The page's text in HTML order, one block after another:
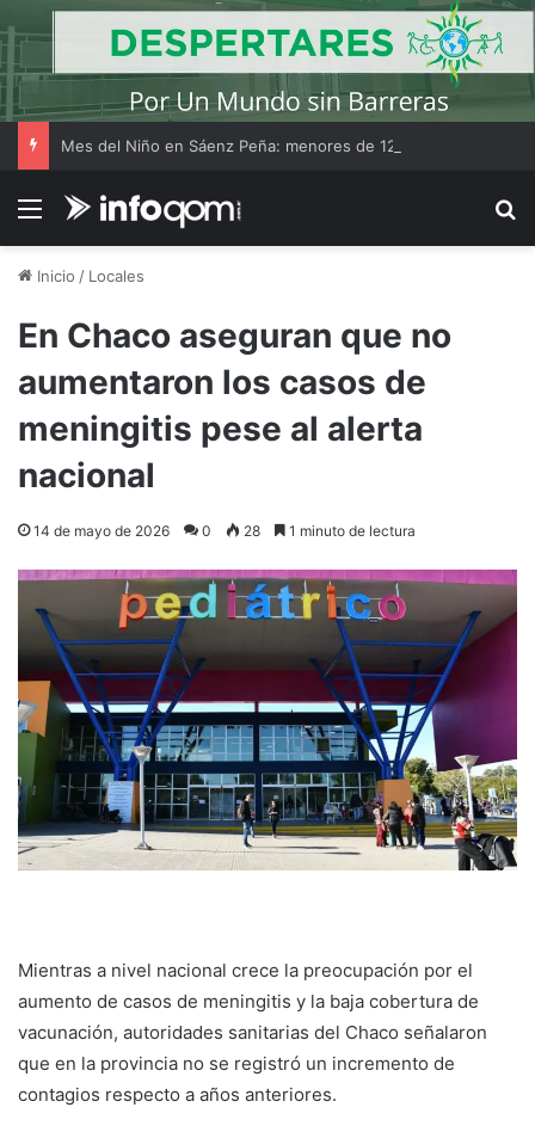
Menú
Inicio / Locales
En Chaco aseguran que no
aumentaron los casos de
meningitis pese al alerta
nacional
14 de mayo de 2026 0 28 1 minuto de lectura
Mientras a nivel nacional crece la preocupación por el
aumento de casos de meningitis y la baja cobertura de
vacunación, autoridades sanitarias del Chaco señalaron
que en la provincia no se registró un incremento de
contagios respecto a años anteriores.